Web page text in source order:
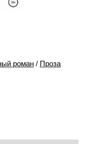
роман / Проза